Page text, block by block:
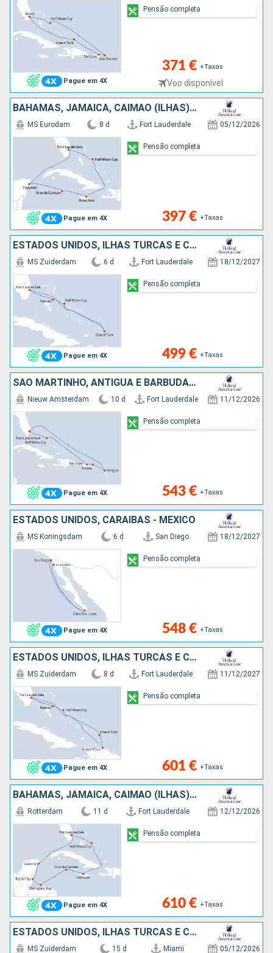
Pague em 4X
371 € +Taxas
Voo disponível
Pensão completa
BAHAMAS, JAMAICA, CAIMÃO (ILHAS), CARAIBAS - MEXICO, ESTADOS UNIDOS
Pague em 4X
MS Eurodam 8 d Fort Lauderdale 05/12/2026
397 € +Taxas
Pensão completa
ESTADOS UNIDOS, ILHAS TURCAS E CAICOS, BAHAMAS
Pague em 4X
MS Zuiderdam 6 d Fort Lauderdale 18/12/2027
499 € +Taxas
Pensão completa
SÃO MARTINHO, ANTÍGUA E BARBUDA, TORTOLA, PORTO RICO, BAHAMAS, ESTADOS UNIDOS
Pague em 4X
Nieuw Amsterdam 10 d Fort Lauderdale 11/12/2026
543 € +Taxas
Pensão completa
ESTADOS UNIDOS, CARAIBAS - MEXICO
Pague em 4X
MS Koningsdam 6 d San Diego 18/12/2027
548 € +Taxas
Pensão completa
ESTADOS UNIDOS, ILHAS TURCAS E CAICOS, REPÚBLICA DOMINICANA, BAHAMAS
Pague em 4X
MS Zuiderdam 8 d Fort Lauderdale 11/12/2027
601 € +Taxas
Pensão completa
BAHAMAS, JAMAICA, CAIMÃO (ILHAS), HONDURAS, BELIZE, CARAIBAS - MEXICO, ESTADOS UNIDOS
Pague em 4X
Rotterdam 11 d Fort Lauderdale 12/12/2026
610 € +Taxas
Pensão completa
ESTADOS UNIDOS, ILHAS TURCAS E CAICOS, PORTO RICO, SÃO TOMÁS, BAHAMAS, JAMAICA, CAIMÃO (ILHAS), CARAIBAS - MEXICO
MS Zuiderdam 15 d Miami 05/12/2026